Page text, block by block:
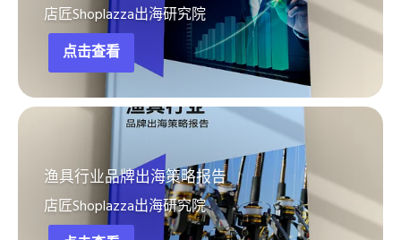
店匠Shoplazza出海研究院
点击查看
渔具行业品牌出海策略报告
店匠Shoplazza出海研究院